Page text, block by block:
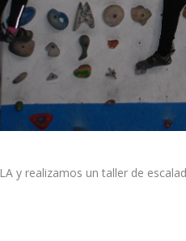
y realizamos un taller de